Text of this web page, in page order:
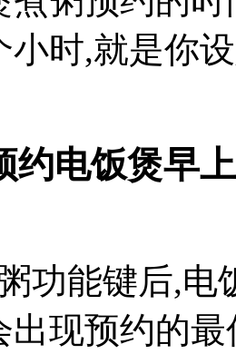
小时,就是你
约电饭煲早
功能键后,电
出现预约的